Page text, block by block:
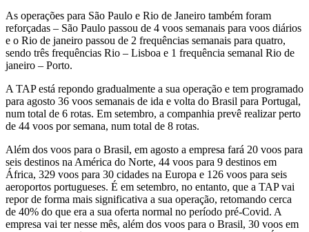
As operações para São Paulo e Rio de Janeiro também foram
reforçadas – São Paulo passou de 4 voos semanais para voos diários
e o Rio de janeiro passou de 2 frequências semanais para quatro,
sendo três frequências Rio – Lisboa e 1 frequência semanal Rio de
janeiro – Porto.
A TAP está repondo gradualmente a sua operação e tem programado
para agosto 36 voos semanais de ida e volta do Brasil para Portugal,
num total de 6 rotas. Em setembro, a companhia prevê realizar perto
de 44 voos por semana, num total de 8 rotas.
Além dos voos para o Brasil, em agosto a empresa fará 20 voos para
seis destinos na América do Norte, 44 voos para 9 destinos em
África, 329 voos para 30 cidades na Europa e 126 voos para seis
aeroportos portugueses. É em setembro, no entanto, que a TAP vai
repor de forma mais significativa a sua operação, retomando cerca
de 40% do que era a sua oferta normal no período pré-Covid. A
empresa vai ter nesse mês, além dos voos para o Brasil, 30 voos em